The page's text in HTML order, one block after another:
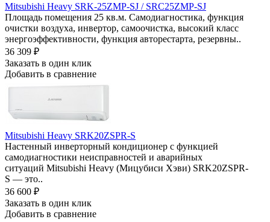
Mitsubishi Heavy SRK-25ZMP-SJ / SRC25ZMP-SJ
Площадь помещения 25 кв.м. Самодиагностика, функция
очистки воздуха, инвертор, самоочистка, высокий класс
энергоэффективности, функция авторестарта, резервны..
36 309 ₽
Заказать в один клик
Добавить в сравнение
Mitsubishi Heavy SRK20ZSPR-S
Настенный инверторный кондиционер с функцией
самодиагностики неисправностей и аварийных
ситуаций Mitsubishi Heavy (Мицубиси Хэви) SRK20ZSPR-
S — это..
36 600 ₽
Заказать в один клик
Добавить в сравнение